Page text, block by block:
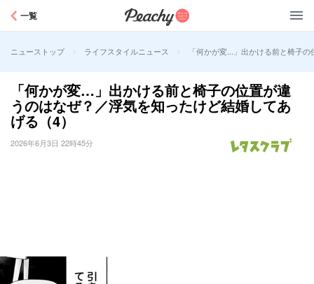
一覧
ニューストップ > ライフスタイルニュース > 「何かが変…」出かける前と椅子
「何かが変…」出かける前と椅子の位置が違
うのはなぜ？／浮気を知ったけど結婚してあ
げる（4）
2026年6月3日 22時45分